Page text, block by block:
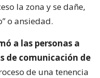
la zona y se dañe,
o ansiedad.
a las personas a
de comunicación de
de una tenencia